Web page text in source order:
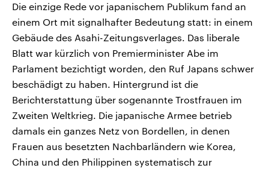
Die einzige Rede vor japanischem Publikum fand an
einem Ort mit signalhafter Bedeutung statt: in einem
Gebäude des Asahi-Zeitungsverlages. Das liberale
Blatt war kürzlich von Premierminister Abe im
Parlament bezichtigt worden, den Ruf Japans schwer
beschädigt zu haben. Hintergrund ist die
Berichterstattung über sogenannte Trostfrauen im
Zweiten Weltkrieg. Die japanische Armee betrieb
damals ein ganzes Netz von Bordellen, in denen
Frauen aus besetzten Nachbarländern wie Korea,
China und den Philippinen systematisch zur